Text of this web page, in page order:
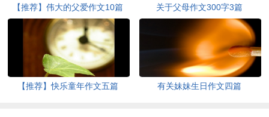
【推荐】伟大的父爱作文10篇 关于父母作文300字3篇
【推荐】快乐童年作文五篇 有关妹妹生日作文四篇